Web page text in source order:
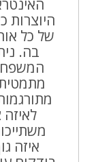
היוצרות
של כל
בה.
איזה